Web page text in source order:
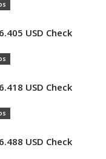
USD Check
USD Check
USD Check